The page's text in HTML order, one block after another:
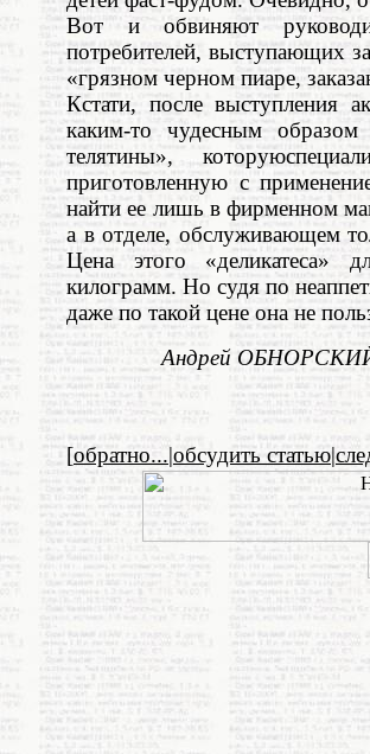
Вот и обвиняют
потребителей, выступающих
«грязном черном пиаре,
Кстати, после выступления
каким-то чудесным образом
телятины»,
приготовленную с
найти ее лишь в фирменном
а в отделе, обслуживающем
Цена этого «деликатеса»
килограмм. Но судя по
даже по такой цене она не
Андрей
[обратно...|обсудить статью|